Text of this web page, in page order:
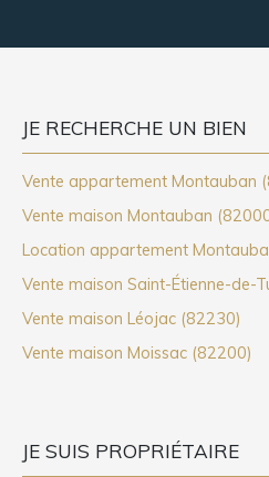
JE RECHERCHE UN BIEN
Vente appartement Montauban
Vente maison Montauban
Location appartement
Vente maison Saint-Étienne-de-
Vente maison Léojac (82230)
Vente maison Moissac (82200)
JE SUIS PROPRIÉTAIRE